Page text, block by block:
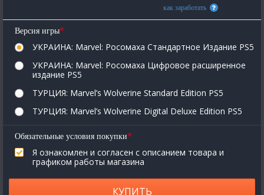
как заработать
Версия игры*
УКРАИНА: Marvel: Росомаха Стандартное Издание PS5
УКРАИНА: Marvel: Росомаха Цифровое расширенное
издание PS5
ТУРЦИЯ: Marvel’s Wolverine Standard Edition PS5
ТУРЦИЯ: Marvel’s Wolverine Digital Deluxe Edition PS5
Обязательные условия покупки*
Я ознакомлен и согласен с описанием товара и
графиком работы магазина
КУПИТЬ